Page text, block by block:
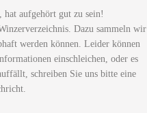
hat aufgehört gut zu sein!
Dazu sammeln wir
werden können. Leider können
einschleichen, oder es
schreiben Sie uns bitte eine